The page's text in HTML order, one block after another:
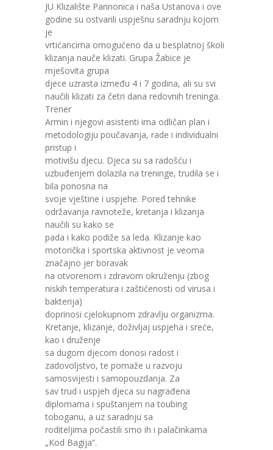
---- Lastavica
---- Pčelica
---- Poletarac
---- Snjeguljica
---- Sunčica
---- Zeko
---- Zvjezdica
---- Zvončica
-- Stručni tim
-- Galerija
-- Dokumenti
-- COVID-19 Procedure
-- Javne nabavke
---- Plan javnih nabavki
---- Osnovni elementi ugovora
---- Odluke o izboru i poništenju
---- Nabavka usluga iz anexa II dio B
JU Klizalište Pannonica i naša Ustanova i ove
godine su ostvarili uspješnu saradnju kojom
je
vrtićancima omogućeno da u besplatnoj školi
klizanja nauče klizati. Grupa Žabice je
mješovita grupa
djece uzrasta između 4 i 7 godina, ali su svi
naučili klizati za četri dana redovnih treninga.
Trener
Armin i njegovi asistenti ima odličan plan i
metodologiju poučavanja, rade i individualni
pristup i
motivišu djecu. Djeca su sa radošću i
uzbuđenjem dolazila na treninge, trudila se i
bila ponosna na
svoje vještine i uspjehe. Pored tehnike
održavanja ravnoteže, kretanja i klizanja
naučili su kako se
pada i kako podiže sa leda. Klizanje kao
motorička i sportska aktivnost je veoma
značajno jer boravak
na otvorenom i zdravom okruženju (zbog
niskih temperatura i zaštićenosti od virusa i
bakterija)
doprinosi cjelokupnom zdravlju organizma.
Kretanje, klizanje, doživljaj uspjeha i sreće,
kao i druženje
sa dugom djecom donosi radost i
zadovoljstvo, te pomaže u razvoju
samosvijesti i samopouzdanja. Za
sav trud i uspjeh djeca su nagrađena
diplomama i spuštanjem na toubing
toboganu, a uz saradnju sa
roditeljima počastili smo ih i palačinkama
„Kod Bagija“.